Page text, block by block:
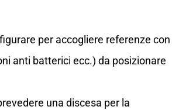
per accogliere referenze con
anti batterici ecc.) da posizionare
una discesa per la